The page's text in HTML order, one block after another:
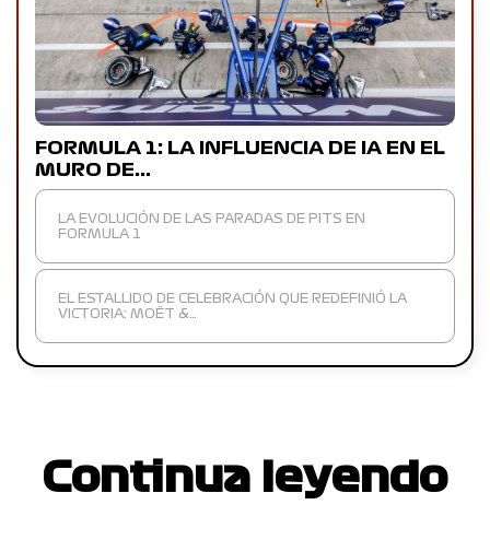
FORMULA 1: LA INFLUENCIA DE IA EN EL
MURO DE…
LA EVOLUCIÓN DE LAS PARADAS DE PITS EN
FORMULA 1
EL ESTALLIDO DE CELEBRACIÓN QUE REDEFINIÓ LA
VICTORIA: MOËT &…
Continua leyendo